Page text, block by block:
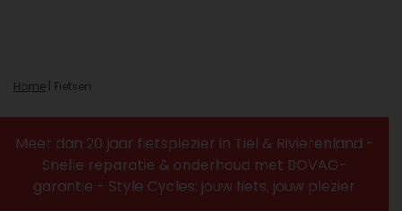
Home Fietsen
Meer dan 20 jaar fietsplezier in Tiel & Rivierenland -
Snelle reparatie & onderhoud met BOVAG-
garantie - Style Cycles: jouw fiets, jouw plezier